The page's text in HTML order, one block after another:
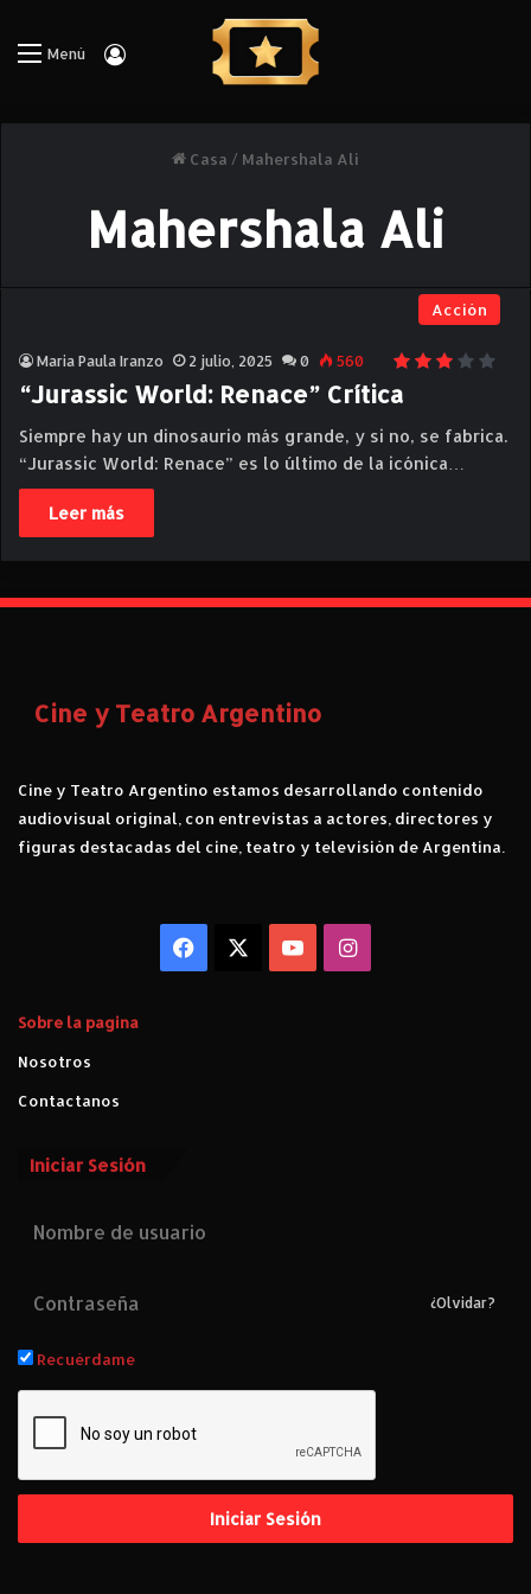
Menú Iniciar Sesión
Casa / Mahershala Ali
Mahershala Ali
Acción
Maria Paula Iranzo 2 julio, 2025 0 560
“Jurassic World: Renace” Crítica
Siempre hay un dinosaurio más grande, y si no, se fabrica.
“Jurassic World: Renace” es lo último de la icónica…
Leer más
Cine y Teatro Argentino
Cine y Teatro Argentino estamos desarrollando contenido
audiovisual original, con entrevistas a actores, directores y
figuras destacadas del cine, teatro y televisión de Argentina.
Facebook YouTubeInstagram
Sobre la pagina
Nosotros
Contactanos
Iniciar Sesión
¿Olvidar?
Recuérdame
Iniciar Sesión